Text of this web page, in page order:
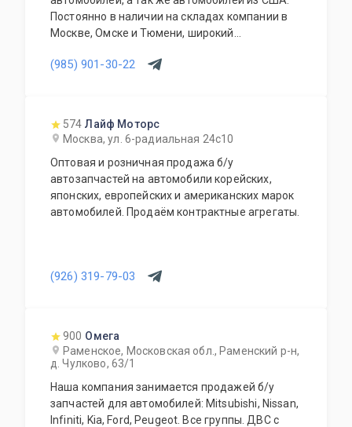
Постоянно в наличии на складах компании в
Москве, Омске и Тюмени, широкий
более 150000 наименований. Все запчасти,
(985) 901-30-22
574 Лайф Моторс
Москва, ул. 6-радиальная 24с10
Оптовая и розничная продажа б/у
автозапчастей на автомобили корейских,
японских, европейских и американских марок
автомобилей. Продаём контрактные агрегаты.
(926) 319-79-03
900 Омега
Раменское, Московская обл., Раменский р-н,
д. Чулково, 63/1
Наша компания занимается продажей б/у
запчастей для автомобилей: Mitsubishi, Nissan,
Infiniti, Kia, Ford, Peugeot. Все группы. ДВС с